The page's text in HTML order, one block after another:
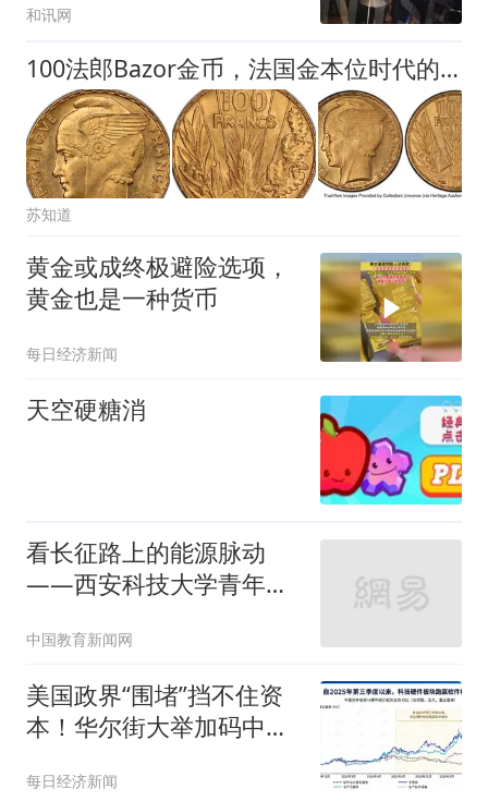
和讯网
100法郎Bazor金币，法国金本位时代的最后挽歌
苏知道
黄金或成终极避险选项，
黄金也是一种货币
每日经济新闻
天空硬糖消
看长征路上的能源脉动
——西安科技大学青年学
实践
中国教育新闻网
美国政界“围堵”挡不住资
本！华尔街大举加码中
数仓位押注5家中国企
每日经济新闻